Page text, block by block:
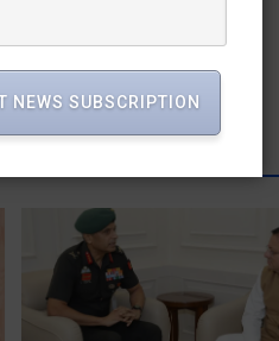
NEWS SUBSCRIPTION